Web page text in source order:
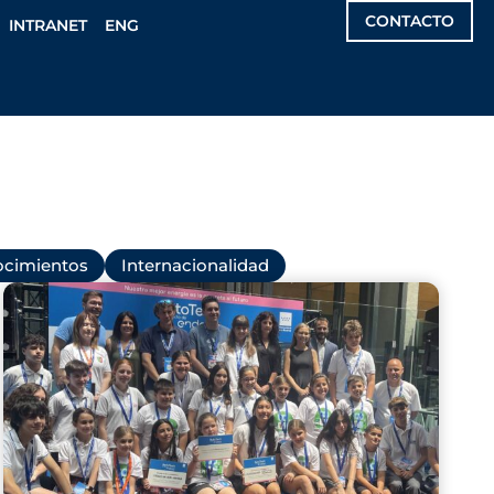
INTRANET ENG CONTACTO
Internacionalidad